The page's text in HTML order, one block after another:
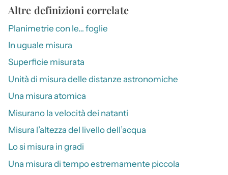
Altre definizioni correlate
Planimetrie con le… foglie
In uguale misura
Superficie misurata
Unità di misura delle distanze astronomiche
Una misura atomica
Misurano la velocità dei natanti
Misura l’altezza del livello dell’acqua
Lo si misura in gradi
Una misura di tempo estremamente piccola